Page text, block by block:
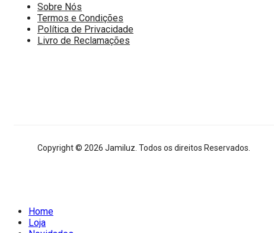
Sobre Nós
Termos e Condições
Política de Privacidade
Livro de Reclamações
Copyright © 2026 Jamiluz. Todos os direitos Reservados.
Home
Loja